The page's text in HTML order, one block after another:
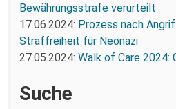
Bewährungsstrafe verurteilt
17.06.2024: Prozess nach
Straffreiheit für Neonazi
27.05.2024: Walk of Care
Suche